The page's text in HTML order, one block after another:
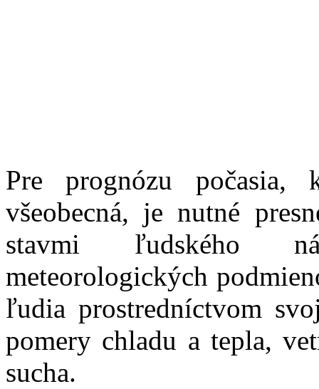
Pre prognózu
všeobecná, je nutné
stavmi ľudského
meteorologických
ľudia prostredníctvom
pomery chladu a tepla,
sucha.